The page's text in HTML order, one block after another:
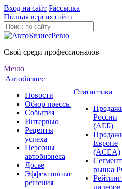
Вход на сайт Рассылка
Полная версия сайта
Свой среди профессионалов
Меню
Автобизнес
Новости
Обзор прессы
События
Интервью
Рецепты
успеха
Персоны
автобизнеса
Досье
Эффективные
решения
Статистика
России
(АЕБ)
Европе
(ACEA)
рынка
дилеров